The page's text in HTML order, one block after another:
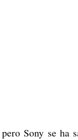
Sony se ha